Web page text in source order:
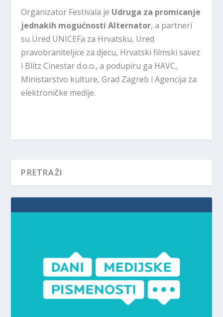
Organizator Festivala je Udruga za promicanje
jednakih mogućnosti Alternator, a partneri
su Ured UNICEFa za Hrvatsku, Ured
pravobraniteljice za djecu, Hrvatski filmski savez
i Blitz Cinestar d.o.o., a podupiru ga HAVC,
Ministarstvo kulture, Grad Zagreb i Agencija za
elektroničke medije.